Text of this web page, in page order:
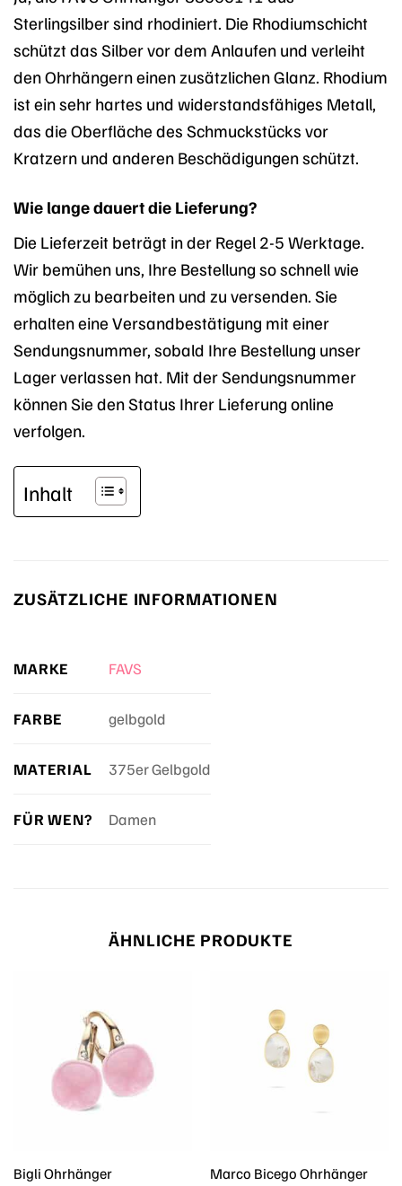
Sterlingsilber sind rhodiniert. Die Rhodiumschicht
schützt das Silber vor dem Anlaufen und verleiht
den Ohrhängern einen zusätzlichen Glanz. Rhodium
ist ein sehr hartes und widerstandsfähiges Metall,
das die Oberfläche des Schmuckstücks vor
Kratzern und anderen Beschädigungen schützt.
Wie lange dauert die Lieferung?
Die Lieferzeit beträgt in der Regel 2-5 Werktage.
Wir bemühen uns, Ihre Bestellung so schnell wie
möglich zu bearbeiten und zu versenden. Sie
erhalten eine Versandbestätigung mit einer
Sendungsnummer, sobald Ihre Bestellung unser
Lager verlassen hat. Mit der Sendungsnummer
können Sie den Status Ihrer Lieferung online
verfolgen.
Inhalt
ZUSÄTZLICHE INFORMATIONEN
MARKE FAVS
FARBE gelbgold
MATERIAL 375er Gelbgold
FÜR WEN? Damen
ÄHNLICHE PRODUKTE
Bigli Ohrhänger
Marco Bicego Ohrhänger